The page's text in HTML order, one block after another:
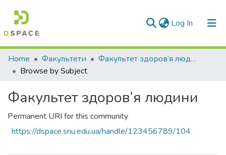
Log In (current)
Communities & Collections
All of DSpace
Home Факультети
Факультет здоров’я людини
Browse by Subject
Факультет здоров’я людини
Permanent URI for this community
https://dspace.snu.edu.ua/handle/123456789/104